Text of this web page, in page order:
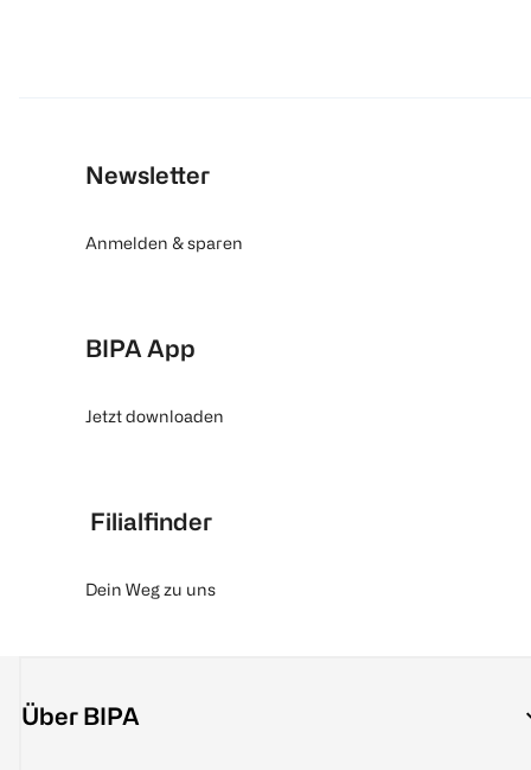
Newsletter
Anmelden & sparen
BIPA App
Jetzt downloaden
Filialfinder
Dein Weg zu uns
Über BIPA